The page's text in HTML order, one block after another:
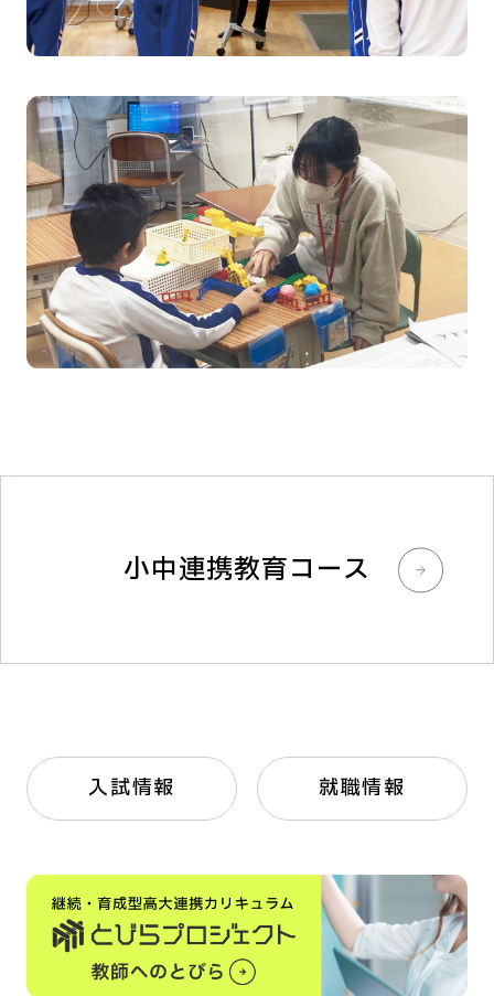
小中連携教育コース
入試情報 就職情報